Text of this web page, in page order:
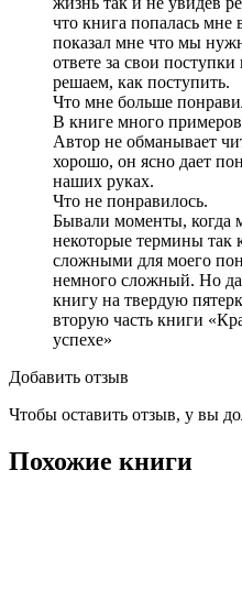
что книга попалась
показал мне что мы
ответе за свои
решаем, как поступить.
Что мне больше
В книге много
Автор не обманывает
хорошо, он ясно дает
наших руках.
Что не понравилось.
Бывали моменты, когда
некоторые термины так
сложными для моего
немного сложный. Но
книгу на твердую
вторую часть книги
успехе»
Добавить отзыв
Чтобы оставить отзыв, у вы
Похожие книги